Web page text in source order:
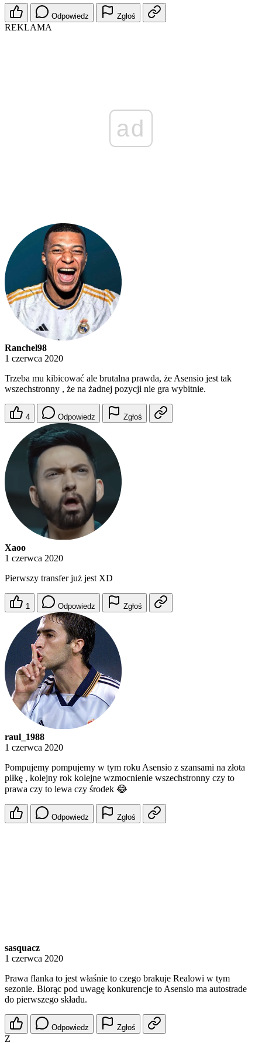
Odpowiedz Zgłoś
REKLAMA
ad
Ranchel98
1 czerwca 2020
Trzeba mu kibicować ale brutalna prawda, że Asensio jest tak
wszechstronny , że na żadnej pozycji nie gra wybitnie.
4 Odpowiedz Zgłoś
Xaoo
1 czerwca 2020
Pierwszy transfer już jest XD
1 Odpowiedz Zgłoś
raul_1988
1 czerwca 2020
Pompujemy pompujemy w tym roku Asensio z szansami na złota
piłkę , kolejny rok kolejne wzmocnienie wszechstronny czy to
prawa czy to lewa czy środek 😂
Odpowiedz Zgłoś
sasquacz
1 czerwca 2020
Prawa flanka to jest właśnie to czego brakuje Realowi w tym
sezonie. Biorąc pod uwagę konkurencje to Asensio ma autostrade
do pierwszego składu.
Odpowiedz Zgłoś
Z